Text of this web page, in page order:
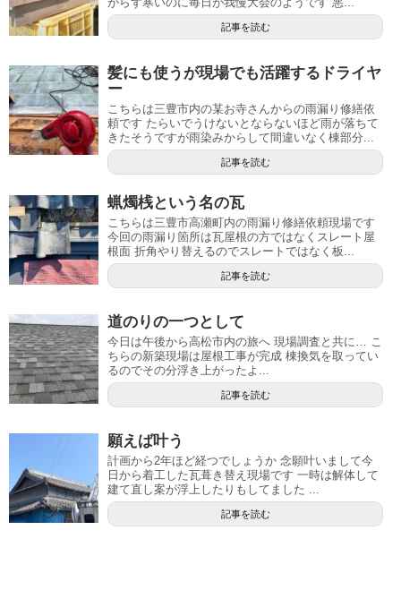
記事を読む
髪にも使うが現場でも活躍するドライヤ
ー
こちらは三豊市内の某お寺さんからの雨漏り修繕依
頼です たらいでうけないとならないほど雨が落ちて
きたそうですが雨染みからして間違いなく棟部分...
記事を読む
蝋燭桟という名の瓦
こちらは三豊市高瀬町内の雨漏り修繕依頼現場です
今回の雨漏り箇所は瓦屋根の方ではなくスレート屋
根面 折角やり替えるのでスレートではなく板...
記事を読む
道のりの一つとして
今日は午後から高松市内の旅へ 現場調査と共に… こ
ちらの新築現場は屋根工事が完成 棟換気を取ってい
るのでその分浮き上がったよ...
記事を読む
願えば叶う
計画から2年ほど経つでしょうか 念願叶いまして今
日から着工した瓦葺き替え現場です 一時は解体して
建て直し案が浮上したりもしてました ...
記事を読む